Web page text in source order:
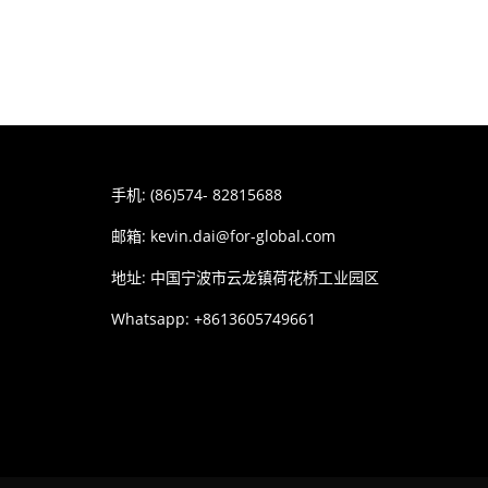
手机: (86)574- 82815688
邮箱: kevin.dai@for-global.com
地址: 中国宁波市云龙镇荷花桥工业园区
Whatsapp: +8613605749661